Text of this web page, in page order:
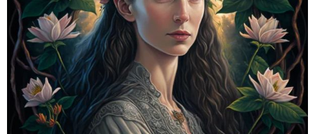
MidJourney